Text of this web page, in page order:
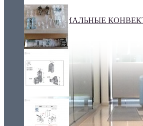
СПЕЦИАЛЬНЫЕ